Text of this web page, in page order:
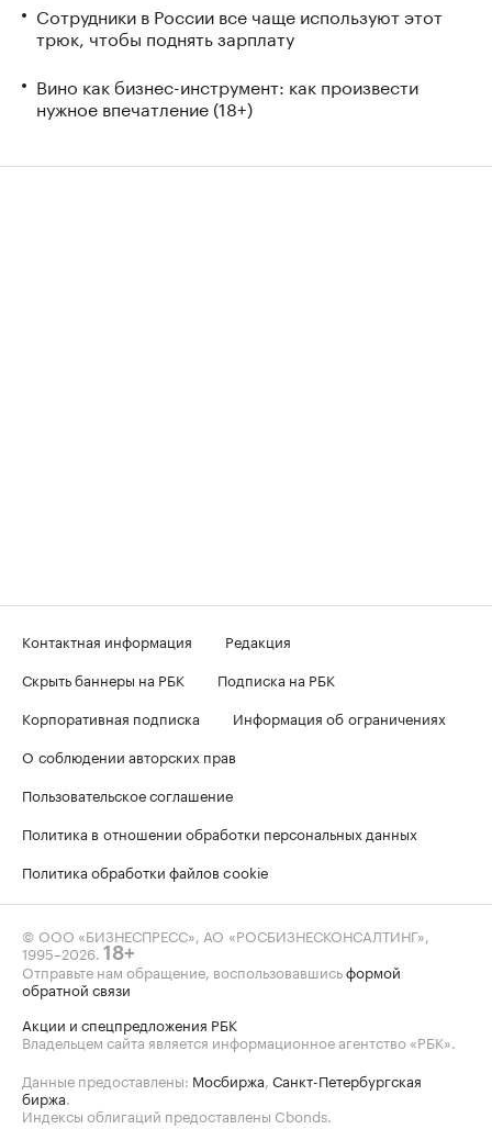
Сотрудники в России все чаще используют этот
трюк, чтобы поднять зарплату
Вино как бизнес-инструмент: как произвести
нужное впечатление (18+)
Контактная информация
Редакция
Скрыть баннеры на РБК
Подписка на РБК
Корпоративная подписка
Информация об ограничениях
О соблюдении авторских прав
Пользовательское соглашение
Политика в отношении обработки персональных данных
Политика обработки файлов cookie
© ООО «БИЗНЕСПРЕСС», АО «РОСБИЗНЕСКОНСАЛТИНГ»,
1995–2026. 18+
Отправьте нам обращение, воспользовавшисьформой
обратной связи
Акции и спецпредложения РБК
Владельцем сайта является информационное агентство «РБК».
Данные предоставлены: Мосбиржа, Санкт-Петербургская
биржа.
Индексы облигаций предоставлены Cbonds.